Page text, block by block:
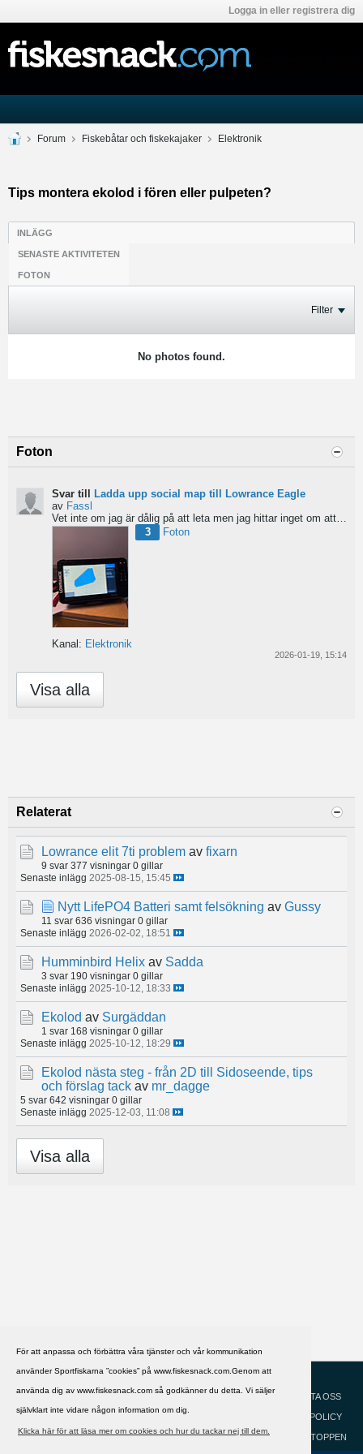
För att anpassa och förbättra våra tjänster och vår kommunikation
använder Sportfiskarna ”cookies” på www.fiskesnack.com.Genom att
använda dig av www.fiskesnack.com så godkänner du detta. Vi säljer
självklart inte vidare någon information om dig.
Klicka här för att läsa mer om cookies och hur du tackar nej till dem.
Logga in eller registrera dig
Forum Fiskebåtar och fiskekajaker Elektronik
Tips montera ekolod i fören eller pulpeten?
INLÄGG
SENASTE AKTIVITETEN
FOTON
Filter
No photos found.
Foton
Svar till
Ladda upp social map till Lowrance Eagle
av Fassl
Vet inte om jag är dålig på att leta men jag hittar inget om att ladda upp social maps i manualen....
3
Foton
Kanal: Elektronik
2026-01-19, 15:14
Visa alla
Relaterat
Lowrance elit 7ti problem av fixarn
9 svar 377 visningar 0 gillar
Senaste inlägg 2025-08-15, 15:45
Nytt LifePO4 Batteri samt felsökning av Gussy
11 svar 636 visningar 0 gillar
Senaste inlägg 2026-02-02, 18:51
Humminbird Helix av Sadda
3 svar 190 visningar 0 gillar
Senaste inlägg 2025-10-12, 18:33
Ekolod av Surgäddan
1 svar 168 visningar 0 gillar
Senaste inlägg 2025-10-12, 18:29
Ekolod nästa steg - från 2D till Sidoseende, tips
och förslag tack av mr_dagge
5 svar 642 visningar 0 gillar
Senaste inlägg 2025-12-03, 11:08
Visa alla
HJÄLP
KONTAKTA OSS
COOKIEPOLICY
GÅ TILL TOPPEN